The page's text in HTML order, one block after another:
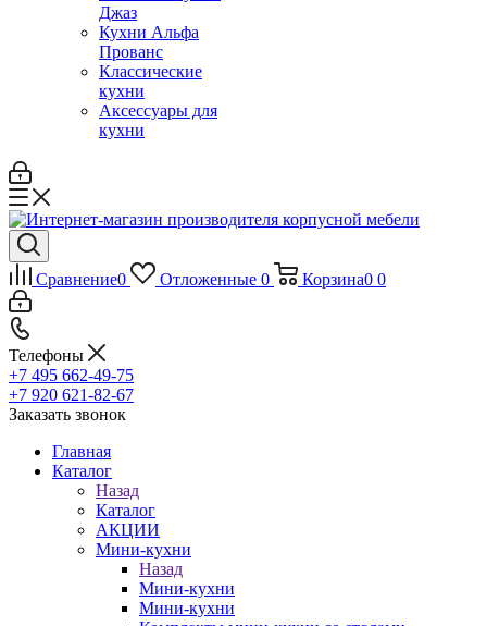
Джаз
Кухни Альфа
Прованс
Классические
кухни
Аксессуары для
кухни
Сравнение0 Отложенные 0 Корзина0 0
Телефоны
+7 495 662-49-75
+7 920 621-82-67
Заказать звонок
Главная
Каталог
Назад
Каталог
АКЦИИ
Мини-кухни
Назад
Мини-кухни
Мини-кухни